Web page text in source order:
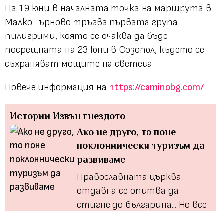
На 19 юни в началната точка на маршрута в
Малко Търново тръгва първата група
пилигрими, която се очаква да бъде
посрещната на 23 юни в Созопол, където се
съхраняват мощите на светеца.
Повече информация на https://caminobg.com/
Истории Извън гнездото
Ако не друго, то поне
поклоннически туризъм да
развиваме
Православната църква
отдавна се опитва да
стигне до българина... Но все